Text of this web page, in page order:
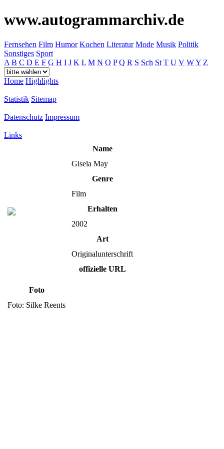
www.autogrammarchiv.de
Fernsehen Film Humor Kochen Literatur Mode Musik Politik
Sonstiges Sport
A B C D E F G H I J K L M N O P Q R S Sch St T U V WY Z
Home Highlights
Statistik Sitemap
Datenschutz Impressum
Links
Name
Gisela May
Genre
Film
Erhalten
2002
Art
Originalunterschrift
offizielle URL
Foto
Foto: Silke Reents